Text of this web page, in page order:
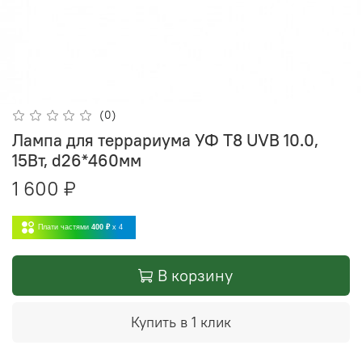
(0)
Лампа для террариума УФ Т8 UVB 10.0,
15Вт, d26*460мм
1 600 ₽
Плати частями 400 ₽ x 4
В корзину
Купить в 1 клик